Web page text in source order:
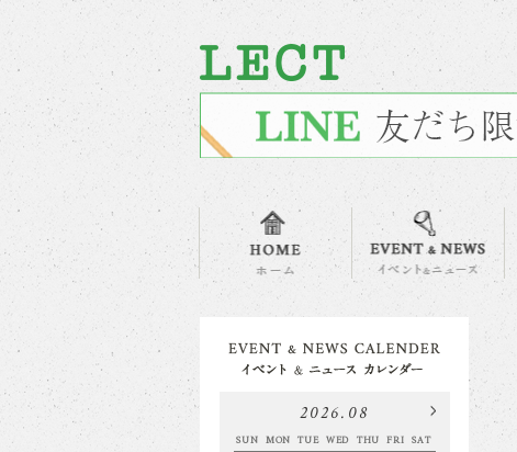
2026.08
SUN MON TUE WED THU FRI SAT